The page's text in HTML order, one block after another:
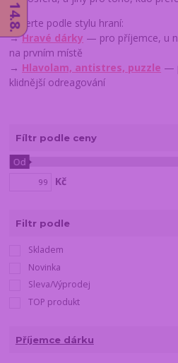
Vyberte podle stylu hraní:
→Hravé dárky — pro příjemce, u
na prvním místě
→ Hlavolam, antistres, puzzle —
klidnější odreagování
Fíltr podle ceny
Kč
Od
Filtr podle
Skladem
Novinka
Sleva/Výprodej
TOP produkt
Příjemce dárku